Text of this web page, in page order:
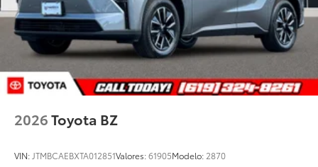
2026Toyota BZ
VIN: JTMBCAEBXTA012851Valores:61905Modelo: 2870